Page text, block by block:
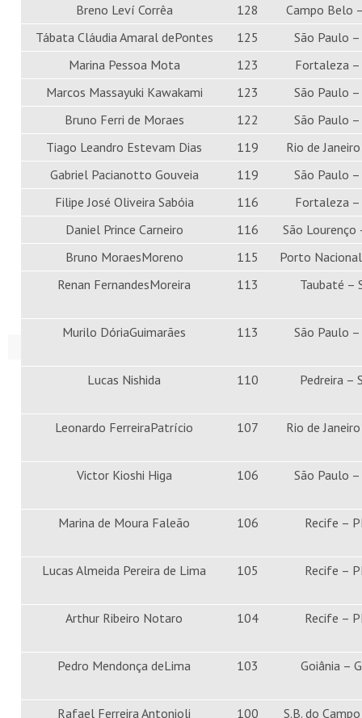
Breno Leví Corrêa
128
Campo Belo
Tábata Cláudia Amaral dePontes
125
São Paulo –
Marina Pessoa Mota
123
Fortaleza –
Marcos Massayuki Kawakami
123
São Paulo –
Bruno Ferri de Moraes
122
São Paulo –
Tiago Leandro Estevam Dias
119
Rio de
Gabriel Pacianotto Gouveia
119
São Paulo –
Filipe José Oliveira Sabóia
116
Fortaleza –
Daniel Prince Carneiro
116
São Lourenço
Bruno MoraesMoreno
115
Porto
Renan FernandesMoreira
113 Taubaté –
Murilo DóriaGuimarães 113 São Paulo –
Lucas Nishida 110 Pedreira –
Leonardo FerreiraPatrício 107 Rio de
Victor Kioshi Higa 106 São Paulo –
Marina de Moura Faleão 106 Recife –
Lucas Almeida Pereira de Lima 105 Recife –
Arthur Ribeiro Notaro 104 Recife –
Pedro Mendonça deLima 103 Goiânia –
Rafael Ferreira Antonioli 100 S.B. do